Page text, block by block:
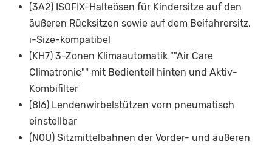
(3A2) ISOFIX-Halteösen für Kindersitze auf den
äußeren Rücksitzen sowie auf dem Beifahrersitz,
i-Size-kompatibel
(KH7) 3-Zonen Klimaautomatik ""Air Care
Climatronic"" mit Bedienteil hinten und Aktiv-
Kombifilter
(8I6) Lendenwirbelstützen vorn pneumatisch
einstellbar
(N0U) Sitzmittelbahnen der Vorder- und äußeren